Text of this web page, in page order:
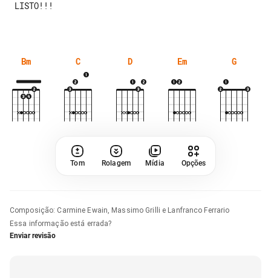
Bm C D Em G
Tom Rolagem Mídia Opções
Composição: Carmine Ewain, Massimo Grilli e Lanfranco Ferrario
Essa informação está errada?
Enviar revisão